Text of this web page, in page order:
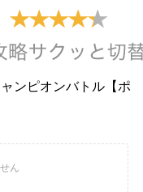
ンピオンバトル【ポ